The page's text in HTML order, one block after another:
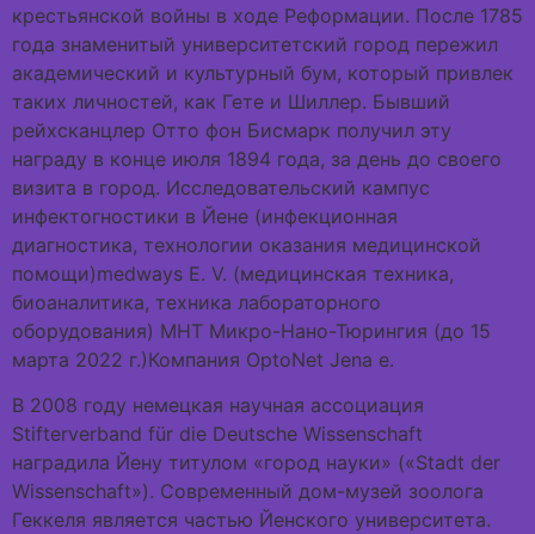
крестьянской войны в ходе Реформации. После 1785
года знаменитый университетский город пережил
академический и культурный бум, который привлек
таких личностей, как Гете и Шиллер. Бывший
рейхсканцлер Отто фон Бисмарк получил эту
награду в конце июля 1894 года, за день до своего
визита в город. Исследовательский кампус
инфектогностики в Йене (инфекционная
диагностика, технологии оказания медицинской
помощи)medways E. V. (медицинская техника,
биоаналитика, техника лабораторного
оборудования) МНТ Микро-Нано-Тюрингия (до 15
марта 2022 г.)Компания OptoNet Jena e.
В 2008 году немецкая научная ассоциация
Stifterverband für die Deutsche Wissenschaft
наградила Йену титулом «город науки» («Stadt der
Wissenschaft»). Современный дом-музей зоолога
Геккеля является частью Йенского университета.